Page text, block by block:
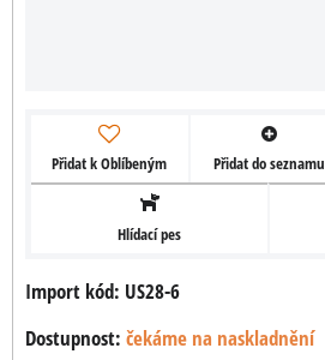
Přidat k Oblíbeným Přidat do seznamu
Hlídací pes
Import kód: US28-6
Dostupnost: čekáme na naskladnění